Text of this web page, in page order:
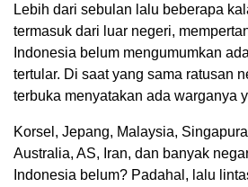
Lebih dari sebulan lalu beberapa
termasuk dari luar negeri,
Indonesia belum mengumumkan
tertular. Di saat yang sama ratusan
terbuka menyatakan ada warganya
Korsel, Jepang, Malaysia,
Australia, AS, Iran, dan banyak
Indonesia belum? Padahal, lalu